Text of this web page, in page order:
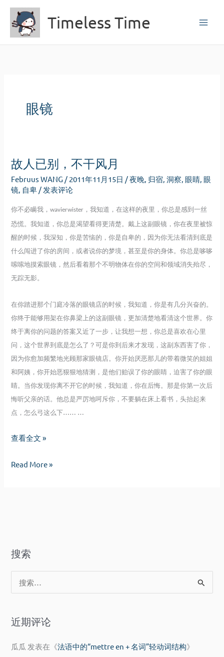
容
Timeless Time
眼镜
故人已别，不干风月
Februus WANG / 2011年11月15日 /夜晚 归宿 ,洞察 眼睛 眼
镜 自卑 / 发表评论
你不必瞒我，wavierwister ，我知道，在这样的夜里，你总是感到一丝
恐慌。我知道，你总是渴望看得更清楚。戴上这副眼镜，你在夜里被惊
醒的时候，我深知，你是苦恼的，你是自卑的，因为你无法看清到底是
什么闯进了你的房间，或者说你的梦境，甚至是你的身体。你总是哆哆
嗦嗦地摸索眼镜，然后看着那个不明物体在你的空间和领域消失殆尽，
无踪无影。
在你踏进那个门庭冷落的眼镜店的时候，我知道，你是有几分兴奋的。
你终于能够用架在你鼻梁上的这副眼镜，更加清楚地看清这个世界。你
终于离你的问题的答案又近了一步，让我想一想，你总是喜欢在心里
问，这个世界到底是怎么了？可是你到后来才发现，这副东西害了你，
因为你愈加频繁地光顾那家眼镜店。你开始厌恶那儿的带着微笑的姐姐
和阿姨，你开始恶狠狠地猜测，是他们贻误了你的眼睛，迫害了你的眼
睛。当你发现你离不开它的时候，我知道，你在后悔。那是你第一次后
悔听父亲的话。他总是严厉地呵斥你，不要躺在床上看书，头抬起来
点，怎么弓这么下…… …
故
已
查看全文 »
故
月
Read More »
搜索
索
近期评论
瓜瓜 发表在《法语中的“mettre en + 名词”轻动词结构》